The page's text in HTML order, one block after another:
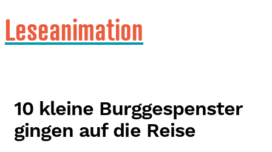
Leseanimation
10 kleine Burggespenster
gingen auf die Reise